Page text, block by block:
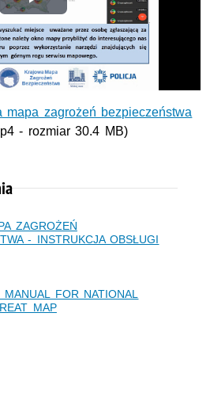
Odtwórz
wideo
mapa zagrożeń bezpieczeństwa
- rozmiar 30.4 MB)
ZAGROŻEŃ
- INSTRUKCJA OBSŁUGI
FOR NATIONAL
MAP